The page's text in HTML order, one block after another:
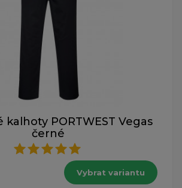
kalhoty PORTWEST Vegas
černé
Vybrat variantu